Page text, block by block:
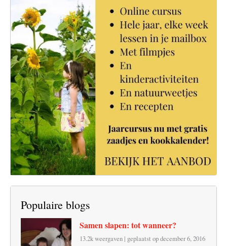
Populaire blogs
Samen slapen: tot wanneer?
13.2k weergaven | geplaatst op december 6, 2016